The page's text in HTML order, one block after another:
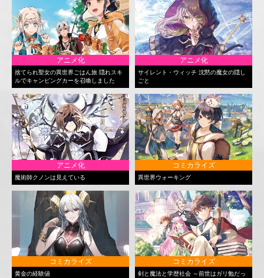
アニメ化
捨てられ聖女の異世界ごはん旅 隠れスキ
ルでキャンピングカーを召喚しました
アニメ化
サイレント・ウィッチ 沈黙の魔女の隠し
ごと
アニメ化
魔術師クノンは見えている
コミカライズ
異世界ウォーキング
コミカライズ
黄金の経験値
コミカライズ
剣と魔法と学歴社会 ～前世はガリ勉だっ